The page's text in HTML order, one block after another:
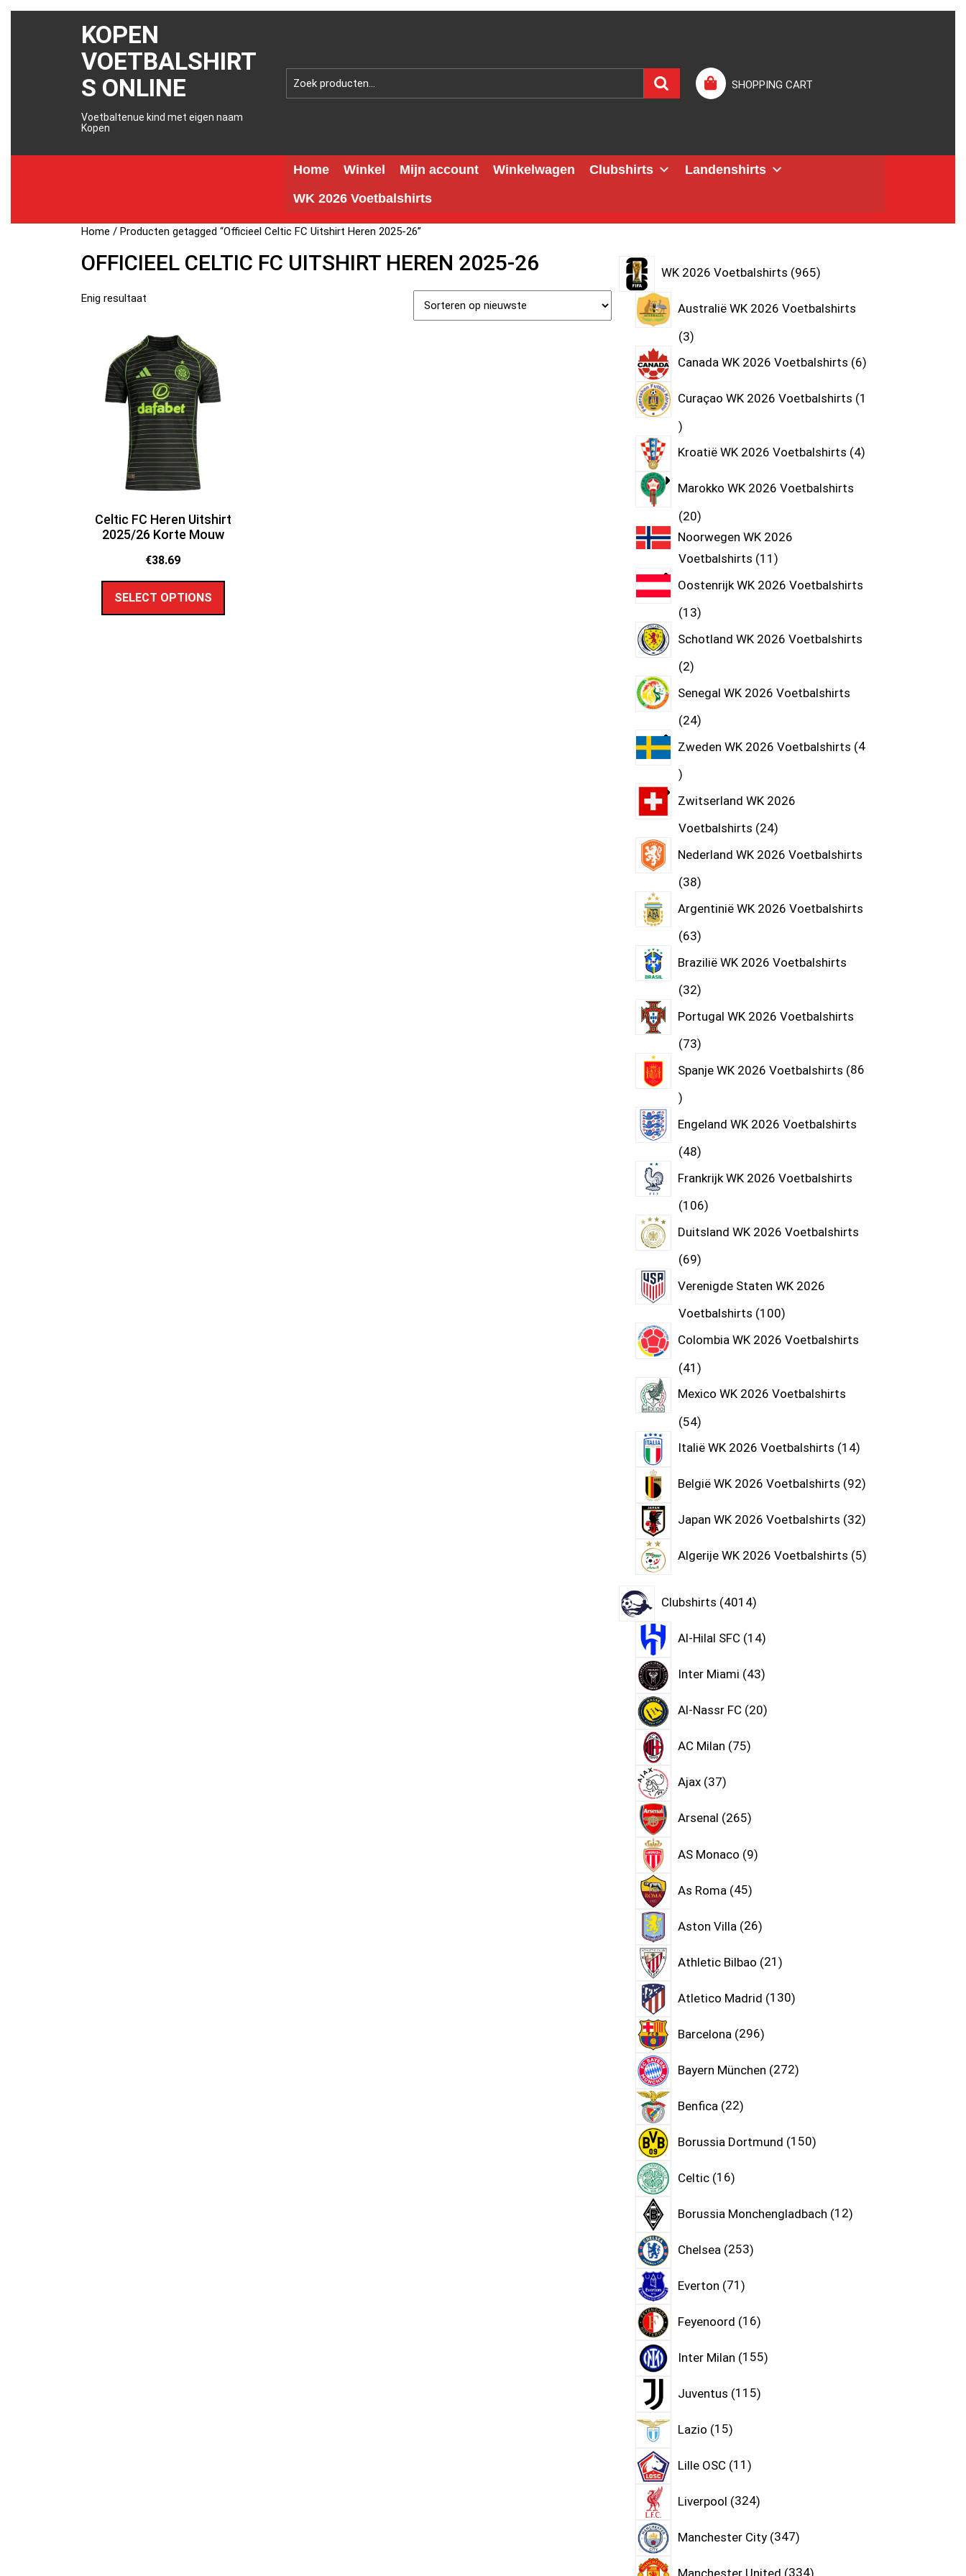
KOPEN
VOETBALSHIRT
S ONLINE
Voetbaltenue kind met eigen naam
Kopen
SHOPPING CART
Home Winkel Mijn account Winkelwagen Clubshirts
Landenshirts
WK 2026 Voetbalshirts
Home / Producten getagged “Officieel Celtic FC Uitshirt Heren 2025-26”
OFFICIEEL CELTIC FC UITSHIRT HEREN 2025-26
Enig resultaat
Celtic FC Heren Uitshirt
2025/26 Korte Mouw
€38.69
SELECT OPTIONS
WK 2026 Voetbalshirts 965
Australië WK 2026 Voetbalshirts
3
Canada WK 2026 Voetbalshirts 6
Curaçao WK 2026 Voetbalshirts 1
Kroatië WK 2026 Voetbalshirts 4
Marokko WK 2026 Voetbalshirts
20
Noorwegen WK 2026
Voetbalshirts 11
Oostenrijk WK 2026 Voetbalshirts
13
Schotland WK 2026 Voetbalshirts
2
Senegal WK 2026 Voetbalshirts
24
Zweden WK 2026 Voetbalshirts 4
Zwitserland WK 2026
Voetbalshirts 24
Nederland WK 2026 Voetbalshirts
38
Argentinië WK 2026 Voetbalshirts
63
Brazilië WK 2026 Voetbalshirts
32
Portugal WK 2026 Voetbalshirts
73
Spanje WK 2026 Voetbalshirts 86
Engeland WK 2026 Voetbalshirts
48
Frankrijk WK 2026 Voetbalshirts
106
Duitsland WK 2026 Voetbalshirts
69
Verenigde Staten WK 2026
Voetbalshirts 100
Colombia WK 2026 Voetbalshirts
41
Mexico WK 2026 Voetbalshirts
54
Italië WK 2026 Voetbalshirts 14
België WK 2026 Voetbalshirts 92
Japan WK 2026 Voetbalshirts 32
Algerije WK 2026 Voetbalshirts 5
Clubshirts 4014
Al-Hilal SFC 14
Inter Miami 43
Al-Nassr FC 20
AC Milan 75
Ajax 37
Arsenal 265
AS Monaco 9
As Roma 45
Aston Villa 26
Athletic Bilbao 21
Atletico Madrid 130
Barcelona 296
Bayern München 272
Benfica 22
Borussia Dortmund 150
Celtic 16
Borussia Monchengladbach 12
Chelsea 253
Everton 71
Feyenoord 16
Inter Milan 155
Juventus 115
Lazio 15
Lille OSC 11
Liverpool 324
Manchester City 347
Manchester United 334